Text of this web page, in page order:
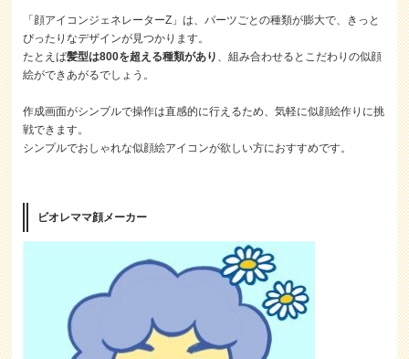
「顔アイコンジェネレーターZ」は、パーツごとの種類が膨大で、きっと
ぴったりなデザインが見つかります。
たとえば髪型は800を超える種類があり 、組み合わせるとこだわりの似顔
絵ができあがるでしょう。
作成画面がシンプルで操作は直感的に行えるため、気軽に似顔絵作りに挑
戦できます。
シンプルでおしゃれな似顔絵アイコンが欲しい方におすすめです。
ビオレママ顔メーカー